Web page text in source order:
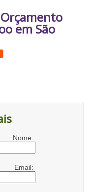
em São
Nome:
Email: